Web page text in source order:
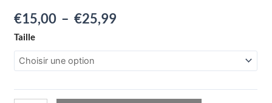
€15,00 – €25,99
Taille